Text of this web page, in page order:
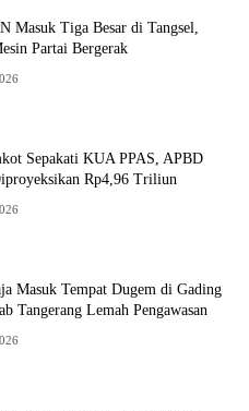
Masuk Tiga Besar di Tangsel,
Partai Bergerak
Sepakati KUA PPAS, APBD
Rp4,96 Triliun
Masuk Tempat Dugem di Gading
Tangerang Lemah Pengawasan